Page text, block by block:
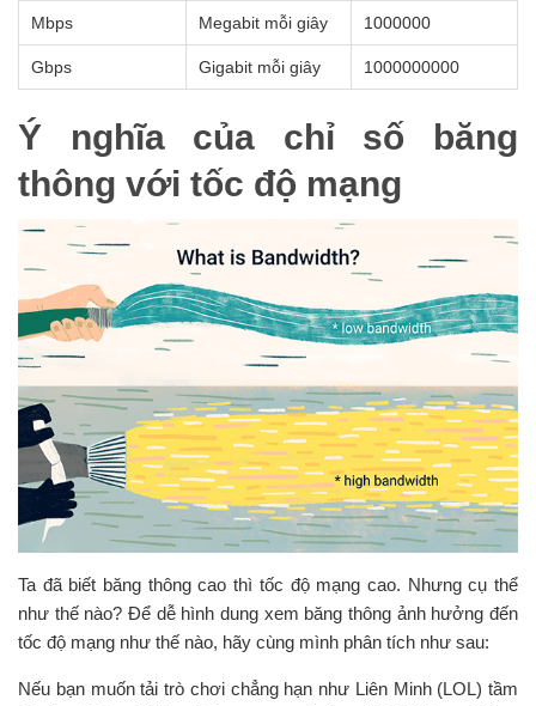
Mbps Megabit mỗi giây 1000000
Gbps Gigabit mỗi giây 1000000000
Ý nghĩa của chỉ số băng
thông với tốc độ mạng
Ta đã biết băng thông cao thì tốc độ mạng cao. Nhưng cụ thể
như thế nào? Để dễ hình dung xem băng thông ảnh hưởng đến
tốc độ mạng như thế nào, hãy cùng mình phân tích như sau:
Nếu bạn muốn tải trò chơi chẳng hạn như Liên Minh (LOL) tầm